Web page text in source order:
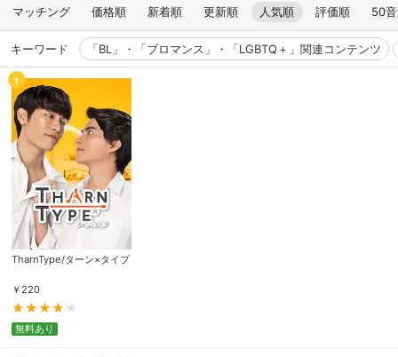
マッチング 価格順 新着順 更新順 人気順 評価順 50
キーワード 「BL」・「ブロマンス」・「LGBTQ＋」関連コンテンツ
1
TharnType/ターン×タイプ
￥ 220
無料あり